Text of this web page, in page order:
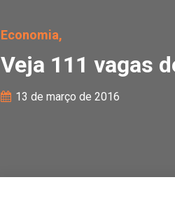
Economia,
Veja 111 vagas
13 de março de 2016